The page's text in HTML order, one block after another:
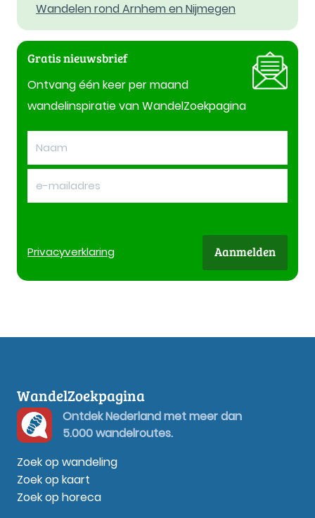
Wandelen rond Arnhem en Nijmegen
Gratis nieuwsbrief
Ontvang één keer per maand
wandelinspiratie van WandelZoekpagina
Privacyverklaring Aanmelden
WandelZoekpagina
Ontdek Nederland met meer dan
5.000 wandelroutes.
Zoek op wandeling
Zoek op kaart
Zoek op horeca